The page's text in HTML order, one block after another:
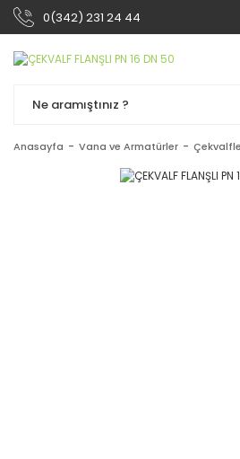
0(342) 231 24 44
Anasayfa Vana ve Armatürler